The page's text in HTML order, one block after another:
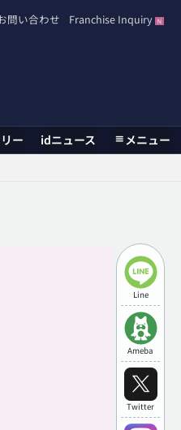
問い合わせ Franchise Inquiry
ー idニュース メニュー
Line
Ameba
Twitter